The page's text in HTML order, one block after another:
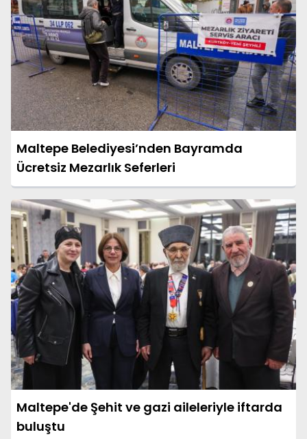
Maltepe Belediyesi’nden Bayramda
Ücretsiz Mezarlık Seferleri
Maltepe'de Şehit ve gazi aileleriyle iftarda
buluştu